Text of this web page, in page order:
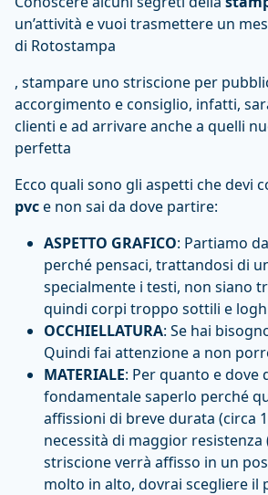
un’attività e vuoi trasmettere un
di Rotostampa
, stampare uno striscione per
accorgimento e consiglio, infatti,
clienti e ad arrivare anche a quelli
perfetta
Ecco quali sono gli aspetti che devi
pvce non sai da dove partire:
ASPETTO GRAFICO: Partiamo
perché pensaci, trattandosi di
specialmente i testi, non siano
quindi corpi troppo sottili e
OCCHIELLATURA: Se hai
Quindi fai attenzione a non
MATERIALE: Per quanto e dove
fondamentale saperlo perché
affissioni di breve durata (circa
necessità di maggior resistenza
striscione verrà affisso in un
molto in alto, dovrai scegliere il